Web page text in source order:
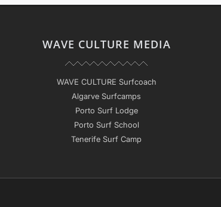
WAVE CULTURE MEDIA
WAVE CULTURE Surfcoach
Algarve Surfcamps
Porto Surf Lodge
Porto Surf School
Tenerife Surf Camp